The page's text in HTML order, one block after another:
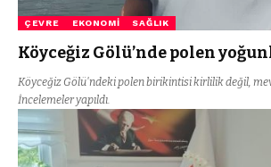
ÇEVRE EKONOMI SAĞLIK
Köyceğiz Gölü’nde polen
Köyceğiz Gölü'ndeki polen birikintisi kirlilik değil,
İncelemeler yapıldı.